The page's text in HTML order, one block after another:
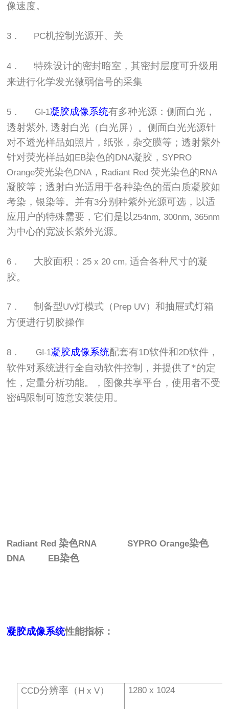
像速度。
3． PC机控制光源开、关
4．
特殊设计的密封暗室，其密封层度可升级用
来进行化学发光微弱信号的采集
5． GI-1凝胶成像系统有多种光源：侧面白光，
透射紫外,透射白光（白光屏）。侧面白光光源针
对不透光样品如照片，纸张，杂交膜等；透射紫外
针对荧光样品如EB染色的DNA凝胶， SYPRO
Orange荧光染色DNA ， Radiant Red荧光染色的RNA
凝胶等；透射白光适用于各种染色的蛋白质凝胶如
考染，银染等。并有3分别种紫外光源可选，以适
应用户的特殊需要，它们是以254nm, 300nm, 365nm
为中心的宽波长紫外光源。
6． 大胶面积： 25 x 20 cm,适合各种尺寸的凝
胶。
7． 制备型UV灯模式（ Prep UV）和抽屉式灯箱
方便进行切胶操作
8． GI-1凝胶成像系统配套有1D软件和2D软件，
软件对系统进行全自动软件控制，并提供了*的定
性，定量分析功能。，图像共享平台，使用者不受
密码限制可随意安装使用。
Radiant Red染色RNA SYPRO Orange染色
DNA EB染色
凝胶成像系统性能指标：
CCD分辨率（ H x V） 1280 x 1024